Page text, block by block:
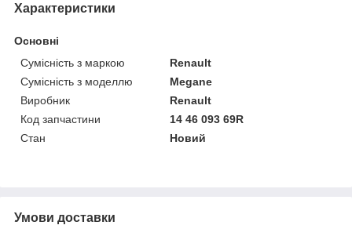
Характеристики
Основні
Сумісність з маркою
Renault
Сумісність з моделлю
Megane
Виробник
Renault
Код запчастини
14 46 093 69R
Стан
Новий
Умови доставки